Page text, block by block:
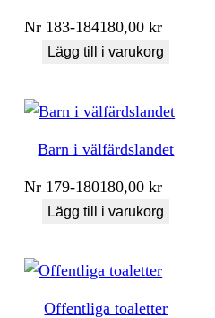
Nr 183-184180,00kr
Lägg till i varukorg
Barn i välfärdslandet
Nr 179-180180,00kr
Lägg till i varukorg
Offentliga toaletter